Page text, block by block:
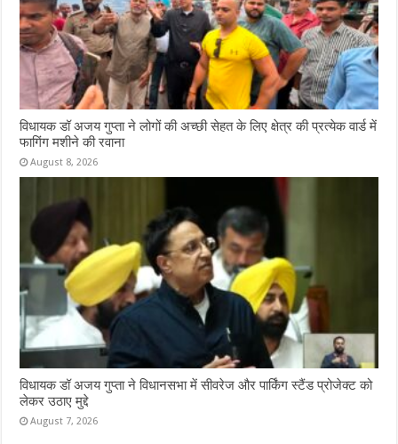
विधायक डॉ अजय गुप्ता ने लोगों की अच्छी सेहत के लिए क्षेत्र की प्रत्येक वार्ड में
फागिंग मशीने की रवाना
August 8, 2026
विधायक डॉ अजय गुप्ता ने विधानसभा में सीवरेज और पार्किंग स्टैंड प्रोजेक्ट को
लेकर उठाए मुद्दे
August 7, 2026